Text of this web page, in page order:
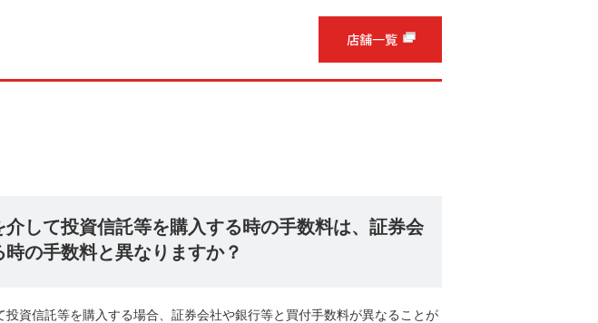
介して投資信託等を購入する時の手数料は、証券会
の手数料と異なりますか？
投資信託等を購入する場合、証券会社や銀行等と買付手数料が異なることが